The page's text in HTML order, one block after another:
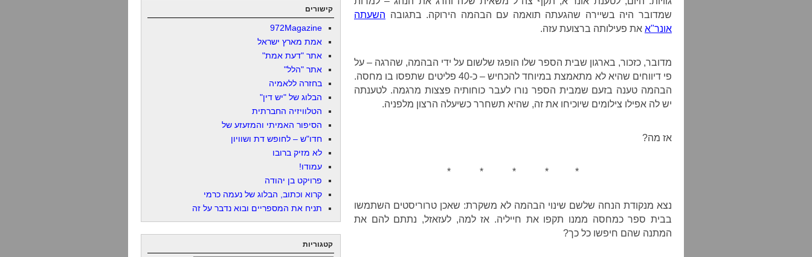
שמדובר היה בשיירה שהגעתה תואמה עם הבהמה הירוקה. בתגובה השעתה
אונר"א את פעילותה ברצועת עזה.
מדובר, כזכור, בארגון שבית הספר שלו הופגז שלשום על ידי הבהמה, שהרגה – על
פי דיווחים שהיא לא מתאמצת במיוחד להכחיש – כ-40 פליטים שתפסו בו מחסה.
הבהמה טענה בזעם שמבית הספר נורו לעבר כוחותיה פצצות מרגמה. לטענתה
יש לה אפילו צילומים שיוכיחו את זה, שהיא תשחרר כשיעלה הרצון מלפניה.
אז מה?
* * * * *
נצא מנקודת הנחה שלשם שינוי הבהמה לא משקרת: שאכן טרוריסטים השתמשו
בבית ספר כמחסה ממנו תקפו את חייליה. אז למה, לעזאזל, נתתם להם את
המתנה שהם חיפשו כל כך?
קישורים
972Magazine
אמת מארץ ישראל
אתר "דעת אמת"
אתר "הלל"
בחזרה ללאמיה
הבלוג של "יש דין"
הטלוויזיה החברתית
הסיפור האמיתי והמזעזע של
חדו"ש – לחופש דת ושוויון
לא מזיק ברובו
עמודו!
פרויקט בן יהודה
קרוא וכתוב, הבלוג של נעמה כרמי
תניח את המספריים ובוא נדבר על זה
קטגוריות